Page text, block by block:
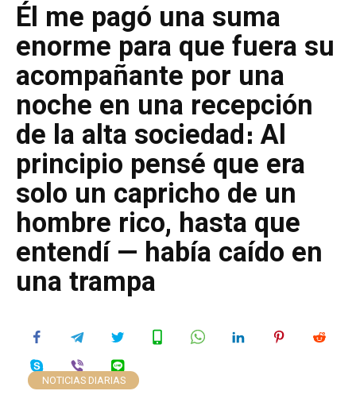
Él me pagó una suma
enorme para que fuera su
acompañante por una
noche en una recepción
de la alta sociedad։ Al
principio pensé que era
solo un capricho de un
hombre rico, hasta que
entendí — había caído en
una trampa
NOTICIAS DIARIAS